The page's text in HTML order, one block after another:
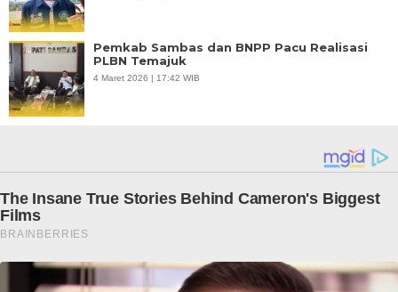
Pemkab Sambas dan BNPP Pacu Realisasi
PLBN Temajuk
4 Maret 2026 | 17:42 WIB